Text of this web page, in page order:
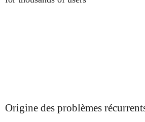
Origine des problèmes